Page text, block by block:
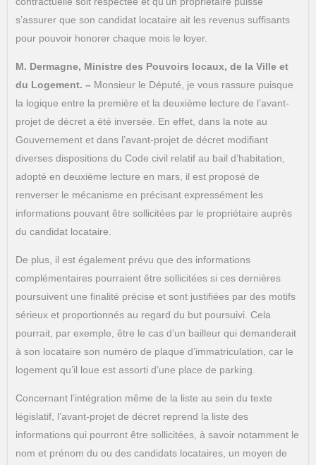
s’assurer que son candidat locataire ait les revenus suffisants
pour pouvoir honorer chaque mois le loyer.
M. Dermagne, Ministre des Pouvoirs locaux, de la Ville et
du Logement. –Monsieur le Député, je vous rassure puisque
la logique entre la première et la deuxième lecture de l’avant-
projet de décret a été inversée. En effet, dans la note au
Gouvernement et dans l’avant-projet de décret modifiant
diverses dispositions du Code civil relatif au bail d’habitation,
adopté en deuxième lecture en mars, il est proposé de
renverser le mécanisme en précisant expressément les
informations pouvant être sollicitées par le propriétaire auprès
du candidat locataire.
De plus, il est également prévu que des informations
complémentaires pourraient être sollicitées si ces dernières
poursuivent une finalité précise et sont justifiées par des motifs
sérieux et proportionnés au regard du but poursuivi. Cela
pourrait, par exemple, être le cas d’un bailleur qui demanderait
à son locataire son numéro de plaque d’immatriculation, car le
logement qu’il loue est assorti d’une place de parking.
Concernant l’intégration même de la liste au sein du texte
législatif, l’avant-projet de décret reprend la liste des
informations qui pourront être sollicitées, à savoir notamment le
nom et prénom du ou des candidats locataires, un moyen de